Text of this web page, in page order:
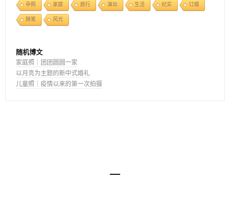
孕照 家庭 旅行 演出 生活 纪实 订婚
随笔 风光
随机博文
家庭照｜团团圆圆一家
以月亮为主题的新中式婚礼
儿童照｜疫情以来的第一次拍摄